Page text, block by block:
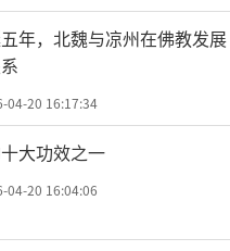
年，北魏与凉州在佛教发展
04-20 16:17:34
大功效之一
04-20 16:04:06